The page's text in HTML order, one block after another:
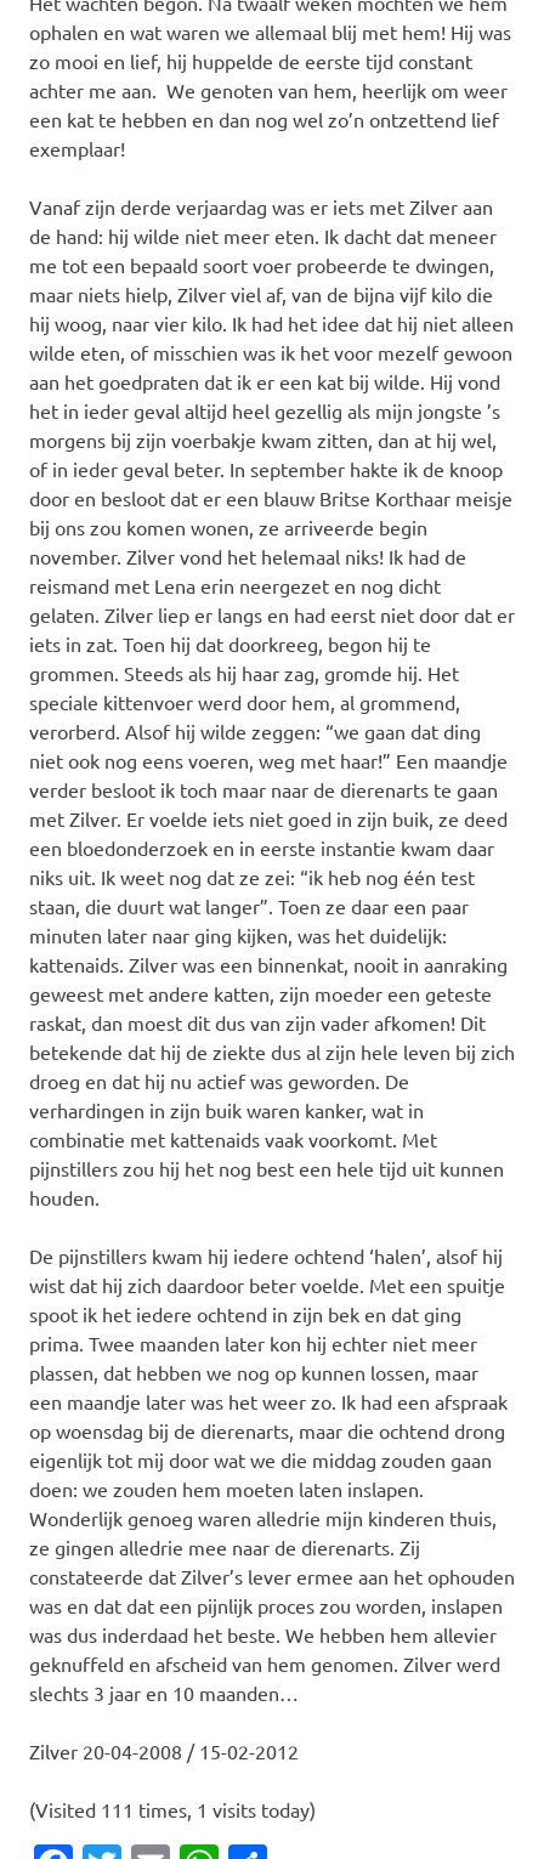
ophalen en wat waren we allemaal blij met hem! Hij was
zo mooi en lief, hij huppelde de eerste tijd constant
achter me aan. We genoten van hem, heerlijk om weer
een kat te hebben en dan nog wel zo’n ontzettend lief
exemplaar!
Vanaf zijn derde verjaardag was er iets met Zilver aan
de hand: hij wilde niet meer eten. Ik dacht dat meneer
me tot een bepaald soort voer probeerde te dwingen,
maar niets hielp, Zilver viel af, van de bijna vijf kilo die
hij woog, naar vier kilo. Ik had het idee dat hij niet alleen
wilde eten, of misschien was ik het voor mezelf gewoon
aan het goedpraten dat ik er een kat bij wilde. Hij vond
het in ieder geval altijd heel gezellig als mijn jongste ’s
morgens bij zijn voerbakje kwam zitten, dan at hij wel,
of in ieder geval beter. In september hakte ik de knoop
door en besloot dat er een blauw Britse Korthaar meisje
bij ons zou komen wonen, ze arriveerde begin
november. Zilver vond het helemaal niks! Ik had de
reismand met Lena erin neergezet en nog dicht
gelaten. Zilver liep er langs en had eerst niet door dat er
iets in zat. Toen hij dat doorkreeg, begon hij te
grommen. Steeds als hij haar zag, gromde hij. Het
speciale kittenvoer werd door hem, al grommend,
verorberd. Alsof hij wilde zeggen: “we gaan dat ding
niet ook nog eens voeren, weg met haar!” Een maandje
verder besloot ik toch maar naar de dierenarts te gaan
met Zilver. Er voelde iets niet goed in zijn buik, ze deed
een bloedonderzoek en in eerste instantie kwam daar
niks uit. Ik weet nog dat ze zei: “ik heb nog één test
staan, die duurt wat langer”. Toen ze daar een paar
minuten later naar ging kijken, was het duidelijk:
kattenaids. Zilver was een binnenkat, nooit in aanraking
geweest met andere katten, zijn moeder een geteste
raskat, dan moest dit dus van zijn vader afkomen! Dit
betekende dat hij de ziekte dus al zijn hele leven bij zich
droeg en dat hij nu actief was geworden. De
verhardingen in zijn buik waren kanker, wat in
combinatie met kattenaids vaak voorkomt. Met
pijnstillers zou hij het nog best een hele tijd uit kunnen
houden.
De pijnstillers kwam hij iedere ochtend ‘halen’, alsof hij
wist dat hij zich daardoor beter voelde. Met een spuitje
spoot ik het iedere ochtend in zijn bek en dat ging
prima. Twee maanden later kon hij echter niet meer
plassen, dat hebben we nog op kunnen lossen, maar
een maandje later was het weer zo. Ik had een afspraak
op woensdag bij de dierenarts, maar die ochtend drong
eigenlijk tot mij door wat we die middag zouden gaan
doen: we zouden hem moeten laten inslapen.
Wonderlijk genoeg waren alledrie mijn kinderen thuis,
ze gingen alledrie mee naar de dierenarts. Zij
constateerde dat Zilver’s lever ermee aan het ophouden
was en dat dat een pijnlijk proces zou worden, inslapen
was dus inderdaad het beste. We hebben hem allevier
geknuffeld en afscheid van hem genomen. Zilver werd
slechts 3 jaar en 10 maanden…
Zilver 20-04-2008 / 15-02-2012
(Visited 111 times, 1 visits today)